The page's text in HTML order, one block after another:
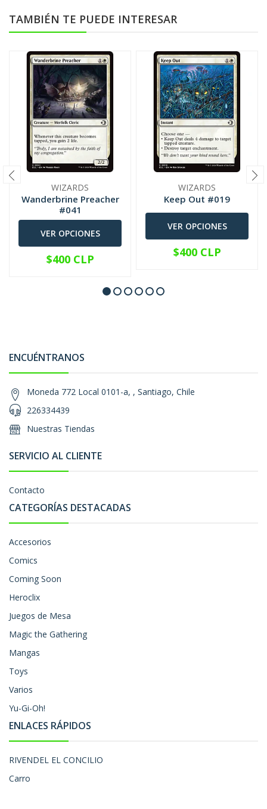
TAMBIÉN TE PUEDE INTERESAR
WIZARDS
Wanderbrine Preacher
#041
VER OPCIONES
$400 CLP
WIZARDS
Keep Out #019
VER OPCIONES
$400 CLP
ENCUÉNTRANOS
Moneda 772 Local 0101-a, , Santiago, Chile
226334439
Nuestras Tiendas
SERVICIO AL CLIENTE
Contacto
CATEGORÍAS DESTACADAS
Accesorios
Comics
Coming Soon
Heroclix
Juegos de Mesa
Magic the Gathering
Mangas
Toys
Varios
Yu-Gi-Oh!
ENLACES RÁPIDOS
RIVENDEL EL CONCILIO
Carro